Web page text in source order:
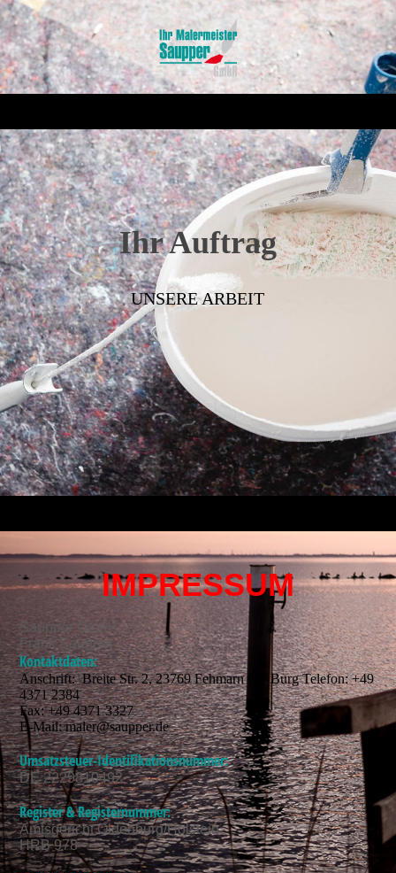
Ihr Auftrag
UNSERE ARBEIT
IMPRESSUM
Saupper GmbH
Frank Saupper
Kontaktdaten:
Anschrift: Breite Str. 2, 23769 Fehmarn OT Burg Telefon: +49
4371 2384
Fax: +49 4371 3327
E-Mail: maler@saupper.de
Umsatzsteuer-Identifikationsnummer:
DE 2229810492
Register & Registernummer:
Amtsgericht Oldenburg/Holstein
HRB 978